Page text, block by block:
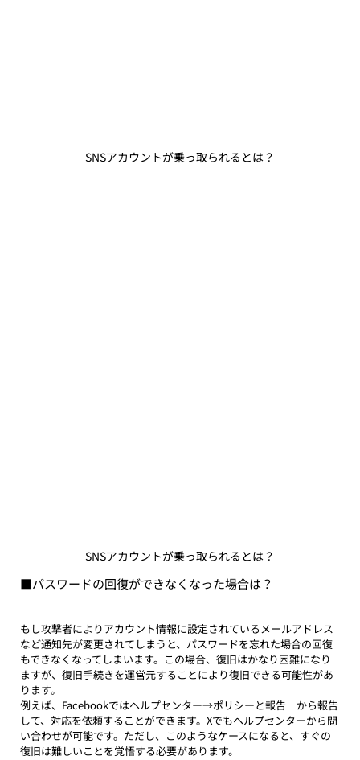
SNSアカウントが乗っ取られるとは？
SNSアカウントが乗っ取られるとは？
■パスワードの回復ができなくなった場合は？
もし攻撃者によりアカウント情報に設定されているメールアドレス
など通知先が変更されてしまうと、パスワードを忘れた場合の回復
もできなくなってしまいます。この場合、復旧はかなり困難になり
ますが、復旧手続きを運営元することにより復旧できる可能性があ
ります。
例えば、Facebookではヘルプセンター→ポリシーと報告　から報告
して、対応を依頼することができます。Xでもヘルプセンターから問
い合わせが可能です。ただし、このようなケースになると、すぐの
復旧は難しいことを覚悟する必要があります。